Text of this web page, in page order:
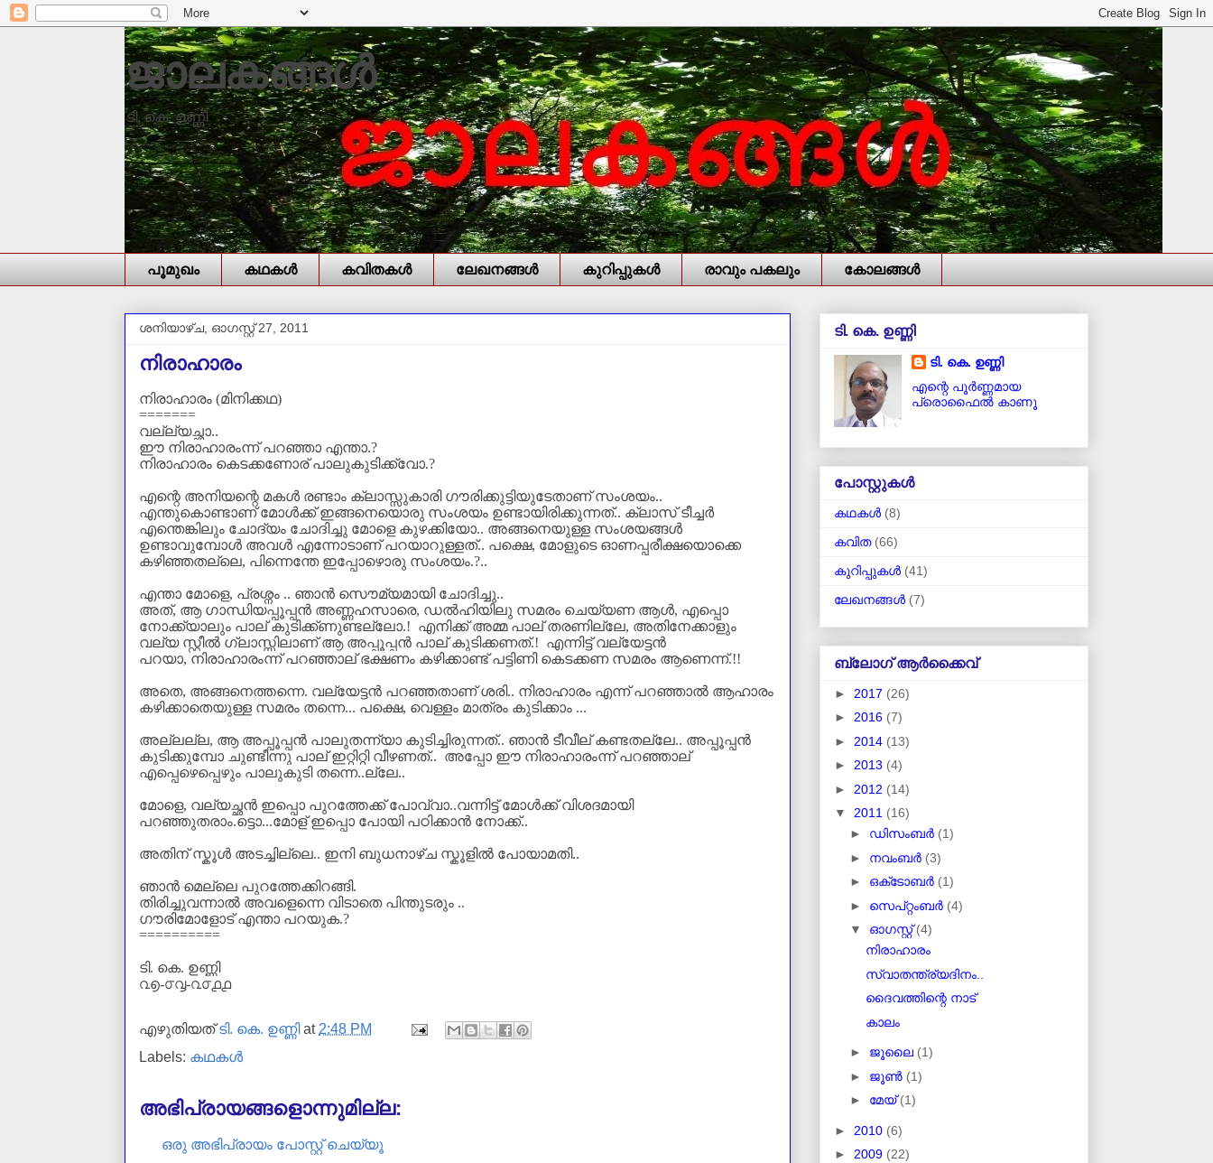
ജാലകങ്ങൾ
ടി. കെ. ഉണ്ണി
പൂമുഖം കഥകള്‍ കവിതകള്‍ ലേഖനങ്ങള്‍ കുറിപ്പുകള്‍ രാവും പകലും കോലങ്ങള്‍
ശനിയാഴ്‌ച, ഓഗസ്റ്റ് 27, 2011
നിരാഹാരം
നിരാഹാരം (മിനിക്കഥ)
=======
വല്ല്യച്ഛാ..
ഈ നിരാഹാരംന്ന് പറഞ്ഞാ എന്താ.?
നിരാഹാരം കെടക്കണോര്‌ പാലുകുടിക്ക്വോ.?
എന്റെ അനിയന്റെ മകൾ രണ്ടാം ക്ലാസ്സുകാരി ഗൗരിക്കുട്ടിയുടേതാണ്‌ സംശയം..
എന്തുകൊണ്ടാണ് മോള്‍ക്ക് ഇങ്ങനെയൊരു സംശയം ഉണ്ടായിരിക്കുന്നത്.. ക്ലാസ് ടീച്ചർ
എന്തെങ്കിലും ചോദ്യം ചോദിച്ചു മോളെ കുഴക്കിയോ.. അങ്ങനെയുള്ള സംശയങ്ങൾ
ഉണ്ടാവുമ്പോൾ അവൾ എന്നോടാണ് പറയാറുള്ളത്.. പക്ഷെ, മോളുടെ ഓണപ്പരീക്ഷയൊക്കെ
കഴിഞ്ഞതല്ലെ, പിന്നെന്തേ ഇപ്പോഴൊരു സംശയം.?..
എന്താ മോളെ, പ്രശ്നം .. ഞാൻ സൌമ്യമായി ചോദിച്ചു..
അത്, ആ ഗാന്ധിയപ്പൂപ്പൻ അണ്ണഹസാരെ, ഡൽഹിയിലു സമരം ചെയ്യണ ആൾ, എപ്പൊ
നോക്ക്യാലും പാല്‌ കുടിക്ക്ണുണ്ടല്ലോ.! എനിക്ക് അമ്മ പാല്‌ തരണില്ലേ, അതിനേക്കാളും
വല്യ സ്റ്റീൽ ഗ്ലാസ്സിലാണ്‌ ആ അപ്പൂപ്പൻ പാല്‌ കുടിക്കണത്.! എന്നിട്ട് വല്യേട്ടൻ
പറയാ, നിരാഹാരംന്ന് പറഞ്ഞാല്‌ ഭക്ഷണം കഴിക്കാണ്ട് പട്ടിണി കെടക്കണ സമരം ആണെന്ന്.!!
അതെ, അങ്ങനെത്തന്നെ. വല്യേട്ടൻ പറഞ്ഞതാണ് ശരി.. നിരാഹാരം എന്ന് പറഞ്ഞാല്‍ ആഹാരം
കഴിക്കാതെയുള്ള സമരം തന്നെ... പക്ഷെ, വെള്ളം മാത്രം കുടിക്കാം ...
അല്ലല്ല, ആ അപ്പൂപ്പന്‍ പാലുതന്ന്യാ കുടിച്ചിരുന്നത്.. ഞാന്‍ ടീവീല് കണ്ടതല്ലേ.. അപ്പൂപ്പന്‍
കുടിക്കുമ്പോ ചുണ്ടീന്നു പാല് ഇറ്റിറ്റി വീഴണത്.. അപ്പോ ഈ നിരാഹാരംന്ന് പറഞ്ഞാല്‌
എപ്പെഴെപ്പെഴും പാലുകുടി തന്നെ..ല്ലേ..
മോളെ, വല്യച്ഛൻ ഇപ്പൊ പുറത്തേക്ക് പോവ്വാ..വന്നിട്ട് മോൾക്ക് വിശദമായി
പറഞ്ഞുതരാം.ട്ടൊ...മോള്‌ ഇപ്പൊ പോയി പഠിക്കാൻ നോക്ക്..
അതിന്‌ സ്കൂൾ അടച്ചില്ലെ.. ഇനി ബുധനാഴ്ച സ്കൂളിൽ പോയാമതി..
ഞാൻ മെല്ലെ പുറത്തേക്കിറങ്ങി.
തിരിച്ചുവന്നാല്‍ അവളെന്നെ വിടാതെ പിന്തുടരും ..
ഗൗരിമോളോട് എന്താ പറയുക.?
==========
ടി. കെ. ഉണ്ണി
൨൭-൦൮-൨൦൧൧
എഴുതിയത്ടി. കെ. ഉണ്ണി at 2:48 PM
Labels: കഥകള്‍
അഭിപ്രായങ്ങളൊന്നുമില്ല:
ഒരു അഭിപ്രായം പോസ്റ്റ് ചെയ്യൂ
ടി. കെ. ഉണ്ണി
ടി. കെ. ഉണ്ണി
എന്റെ പൂര്‍ണ്ണമായ
പ്രൊഫൈൽ കാണൂ
പോസ്റ്റുകള്‍
കഥകള്‍ (8)
കവിത (66)
കുറിപ്പുകള്‍ (41)
ലേഖനങ്ങള്‍ (7)
ബ്ലോഗ് ആര്‍ക്കൈവ്
► 2017 (26)
► 2016 (7)
► 2014 (13)
► 2013 (4)
► 2012 (14)
▼ 2011 (16)
► ഡിസംബർ (1)
► നവംബർ (3)
► ഒക്‌ടോബർ (1)
► സെപ്റ്റംബർ (4)
▼ ഓഗസ്റ്റ്(4)
നിരാഹാരം
സ്വാതന്ത്ര്യദിനം..
ദൈവത്തിന്റെ നാട്
കാലം
► ജൂലൈ (1)
► ജൂൺ (1)
► മേയ്(1)
► 2010 (6)
► 2009 (22)